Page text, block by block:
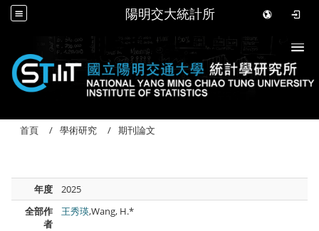
陽明交大統計所
首頁 學術研究 期刊論文
年度
2025
全部作
者
王秀瑛,Wang, H.*